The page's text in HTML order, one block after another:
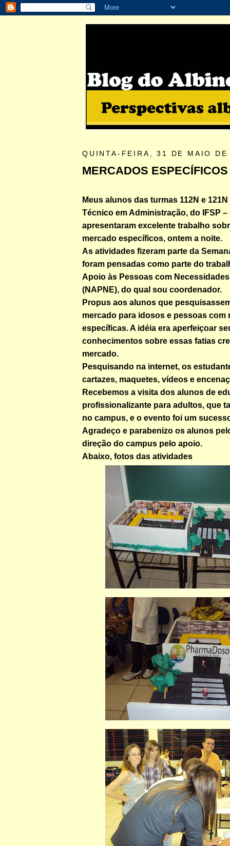
QUINTA-FEIRA, 31 DE MAIO
MERCADOS ESPECÍFICOS
Meus alunos das turmas 112N e
Técnico em Administração, do IFSP
apresentaram excelente trabalho
mercado específicos, ontem a noite.
As atividades fizeram parte da
foram pensadas como parte do
Apoio às Pessoas com
(NAPNE), do qual sou coordenador.
Propus aos alunos que
mercado para idosos e pessoas com
específicas. A idéia era aperfeiçoar
conhecimentos sobre essas fatias
mercado.
Pesquisando na internet, os
cartazes, maquetes, vídeos e
Recebemos a visita dos alunos de
profissionalizante para adultos, que
no campus, e o evento foi um
Agradeço e parabenizo os alunos
direção do campus pelo apoio.
Abaixo, fotos das atividades